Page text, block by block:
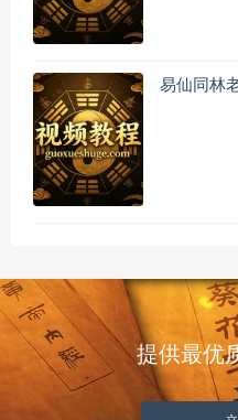
易仙同林
提供最优